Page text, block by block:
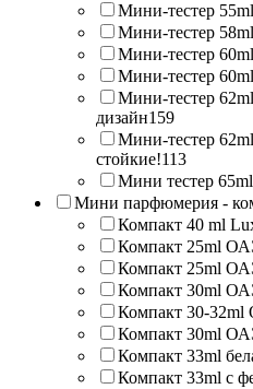
Мини-тестер
Мини-тестер
Мини-тестер
Мини-тестер
Мини-тестер
дизайн159
Мини-тестер
стойкие!113
Мини тестер
Мини парфюмерия -
Компакт 40 ml
Компакт 25ml
Компакт 25ml
Компакт 30ml
Компакт 30-
Компакт 30ml
Компакт 33ml
Компакт 33ml с